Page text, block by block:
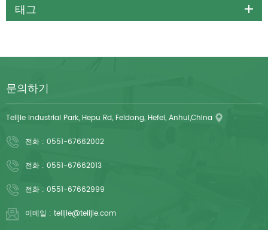
태그
문의하기
Telijie Industrial Park, Hepu Rd, Feidong, Hefei, Anhui,China
전화 : 0551-67662002
전화 : 0551-67662013
전화 : 0551-67662999
이메일 : telijie@telijie.com